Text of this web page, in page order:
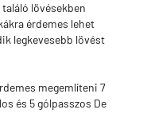
lövésekben
érdemes lehet
legkevesebb lövést
megemlíteni 7
és 5 gólpasszos De